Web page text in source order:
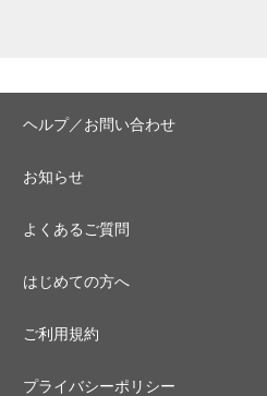
ヘルプ／お問い合わせ
お知らせ
よくあるご質問
はじめての方へ
ご利用規約
プライバシーポリシー